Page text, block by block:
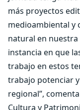
más proyectos
medioambiental y
natural en
instancia en que
trabajo en estos
trabajo potenciar
regional”,
Cultura y